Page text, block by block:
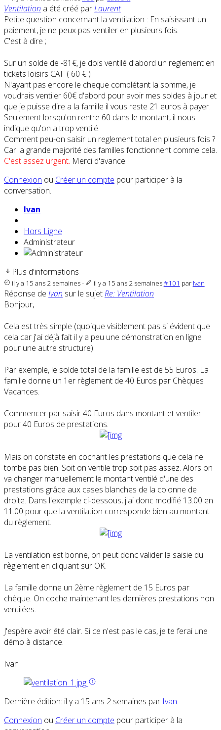
Ventilation a été créé parLaurent
Petite question concernant la ventilation : En saisissant un
paiement, je ne peux pas ventiler en plusieurs fois.
C'est à dire ;
Sur un solde de -81€, je dois ventilé d'abord un reglement en
tickets loisirs CAF ( 60 € )
N'ayant pas encore le cheque complétant la somme, je
voudrais ventiler 60€ d'abord pour avoir mes soldes à jour et
que je puisse dire a la famille il vous reste 21 euros à payer.
Seulement lorsqu'on rentre 60 dans le montant, il nous
indique qu'on a trop ventilé.
Comment peu-on saisir un reglement total en plusieurs fois ?
Car la grande majorité des familles fonctionnent comme cela.
C'est assez urgent. Merci d'avance !
Connexion ou Créer un compte pour participer à la
conversation.
Ivan
Hors Ligne
Administrateur
Plus d'informations
il y a 15 ans 2 semaines- il y a 15 ans 2 semaines#101 par Ivan
Réponse de Ivan sur le sujetRe: Ventilation
Bonjour,
Cela est très simple (quoique visiblement pas si évident que
cela car j'ai déjà fait il y a peu une démonstration en ligne
pour une autre structure).
Par exemple, le solde total de la famille est de 55 Euros. La
famille donne un 1er règlement de 40 Euros par Chèques
Vacances.
Commencer par saisir 40 Euros dans montant et ventiler
pour 40 Euros de prestations.
Mais on constate en cochant les prestations que cela ne
tombe pas bien. Soit on ventile trop soit pas assez. Alors on
va changer manuellement le montant ventilé d'une des
prestations grâce aux cases blanches de la colonne de
droite. Dans l'exemple ci-dessous, j'ai donc modifié 13.00 en
11.00 pour que la ventilation corresponde bien au montant
du règlement.
La ventilation est bonne, on peut donc valider la saisie du
règlement en cliquant sur OK.
La famille donne un 2ème règlement de 15 Euros par
chèque. On coche maintenant les dernières prestations non
ventilées.
J'espère avoir été clair. Si ce n'est pas le cas, je te ferai une
démo à distance.
Ivan
Dernière édition: il y a 15 ans 2 semaines par Ivan.
Connexion ou Créer un compte pour participer à la